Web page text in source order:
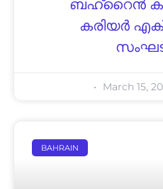
ബഹ്റൈൻ
കരിയർ
March 15,
BAHRAIN